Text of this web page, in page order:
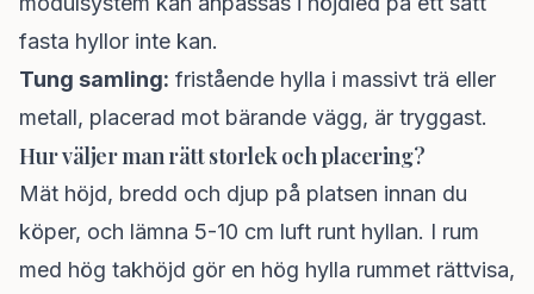
fasta hyllor inte kan.
Tung samling: fristående hylla i massivt trä eller
metall, placerad mot bärande vägg, är tryggast.
Hur väljer man rätt storlek och placering?
Mät höjd, bredd och djup på platsen innan du
köper, och lämna 5-10 cm luft runt hyllan. I rum
med hög takhöjd gör en hög hylla rummet rättvisa,